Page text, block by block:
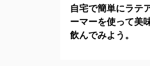
自宅で簡単にラテ
ーマーを使って美
飲んでみよう。